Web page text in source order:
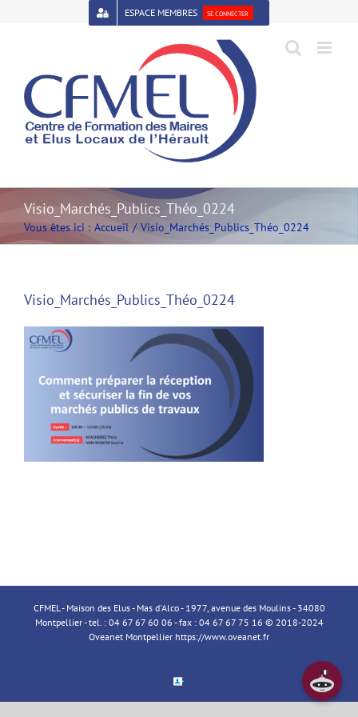
Open toolbar
ESPACE MEMBRES SE CONNECTER
Visio_Marchés_Publics_Théo_0224
Vous êtes ici : Accueil Visio_Marchés_Publics_Théo_0224
Visio_Marchés_Publics_Théo_0224
CFMEL - Maison des Elus - Mas d'Alco - 1977, avenue des Moulins - 34080
Montpellier - tel. : 04 67 67 60 06 - fax : 04 67 67 75 16 © 2018-2024
Oveanet Montpellier https://www.oveanet.fr
Espace